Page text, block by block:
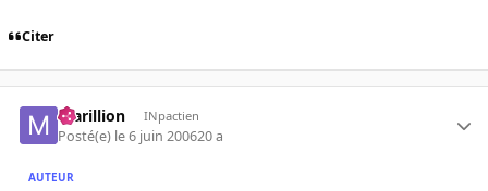
Citer
marillion INpactien
Posté(e) le 6 juin 200620 a
AUTEUR